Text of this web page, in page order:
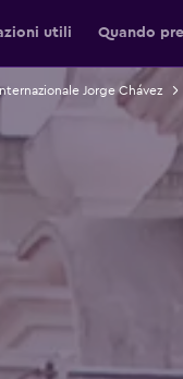
utili Quando
Jorge Chávez